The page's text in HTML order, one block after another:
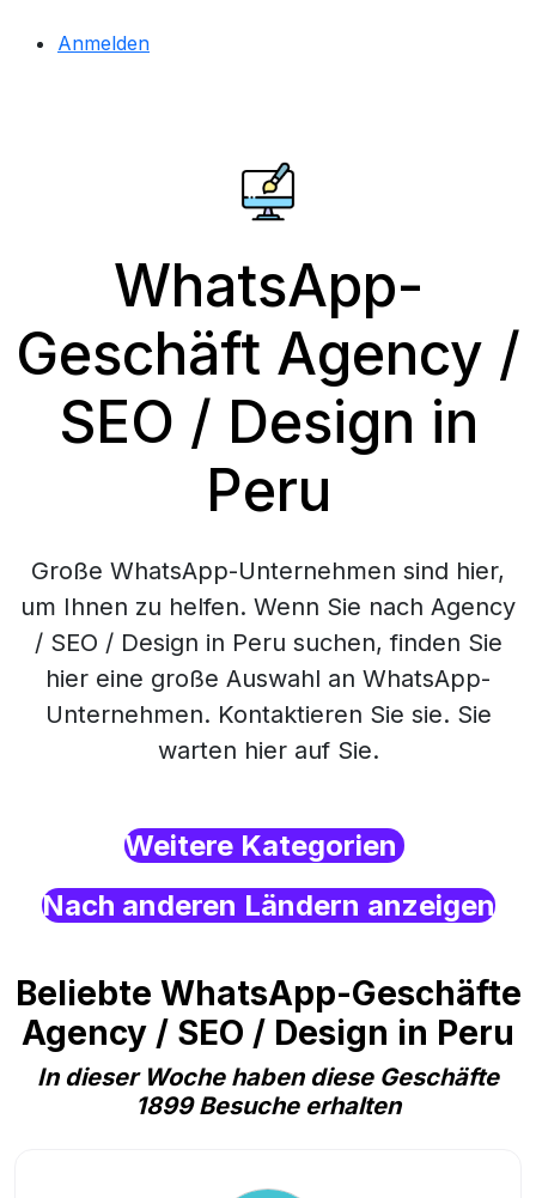
Anmelden
WhatsApp-
Geschäft Agency /
SEO / Design in
Peru
Große WhatsApp-Unternehmen sind hier,
um Ihnen zu helfen. Wenn Sie nach Agency
/ SEO / Design in Peru suchen, finden Sie
hier eine große Auswahl an WhatsApp-
Unternehmen. Kontaktieren Sie sie. Sie
warten hier auf Sie.
Weitere Kategorien
Nach anderen Ländern anzeigen
Beliebte WhatsApp-Geschäfte
Agency / SEO / Design in Peru
In dieser Woche haben diese Geschäfte
1899 Besuche erhalten